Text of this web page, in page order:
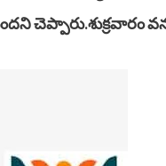
చెప్పారు.శుక్రవారం